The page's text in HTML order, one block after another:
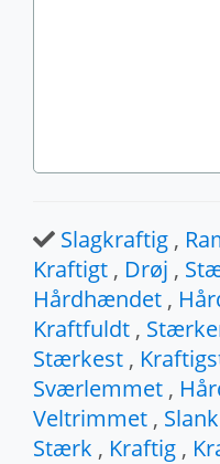
Slagkraftig ,
Kraftigt , Drøj ,
Hårdhændet ,
Kraftfuldt ,
Stærkest ,
Sværlemmet ,
Veltrimmet , Slank
Stærk , Kraftig ,